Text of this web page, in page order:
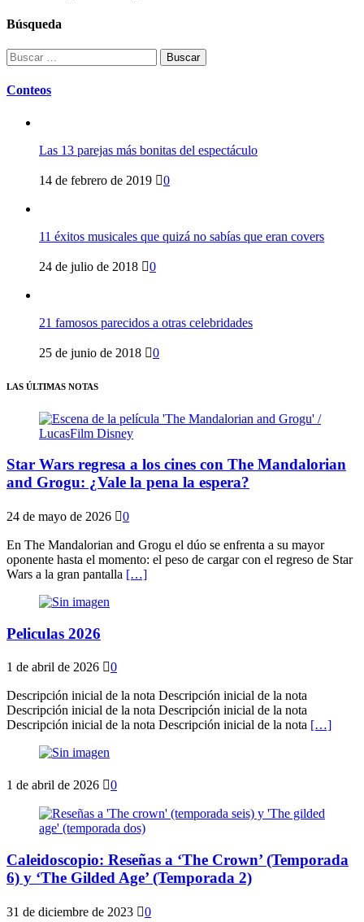
Búsqueda
Buscar:
Conteos
Las 13 parejas más bonitas del espectáculo
14 de febrero de 2019 0
11 éxitos musicales que quizá no sabías que eran covers
24 de julio de 2018 0
21 famosos parecidos a otras celebridades
25 de junio de 2018 0
LAS ÚLTIMAS NOTAS
Star Wars regresa a los cines con The Mandalorian
and Grogu: ¿Vale la pena la espera?
24 de mayo de 2026 0
En The Mandalorian and Grogu el dúo se enfrenta a su mayor
oponente hasta el momento: el peso de cargar con el regreso de Star
Wars a la gran pantalla […]
Peliculas 2026
1 de abril de 2026 0
Descripción inicial de la nota Descripción inicial de la nota
Descripción inicial de la nota Descripción inicial de la nota
Descripción inicial de la nota Descripción inicial de la nota […]
1 de abril de 2026 0
Caleidoscopio: Reseñas a ‘The Crown’ (Temporada
6) y ‘The Gilded Age’ (Temporada 2)
31 de diciembre de 2023 0